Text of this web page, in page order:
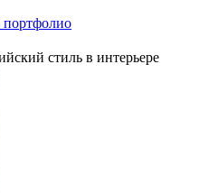
портфолио
стиль в интерьере